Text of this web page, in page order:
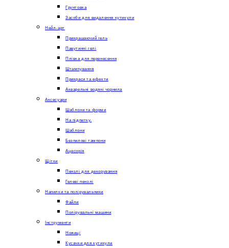
Грунтовка
Засоби для видалення кутикули
Нейл-арт
Прикрашаючий гель
Павутинні гелі
Плівка для перенесення
Штампування
Прикраси та ефекти
Акварельні водяні чорнила
Аксесуари
Шаблони та форми
На підпитку.
Шаблони
Безпилові тампони
Ацесорія
Щітки
Пензлі для декорування
Гелеві пензлі
Напилки та полірувальники
Файли
Полірувальні машини
Інструменти
Ножиці
Кусачки для кутикули